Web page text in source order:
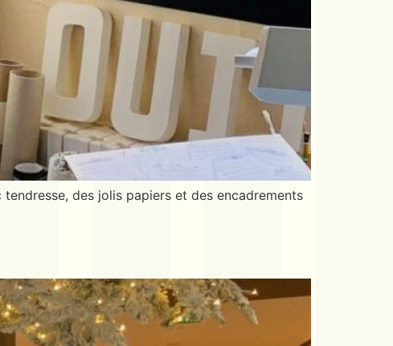
des jolis papiers et des encadrements